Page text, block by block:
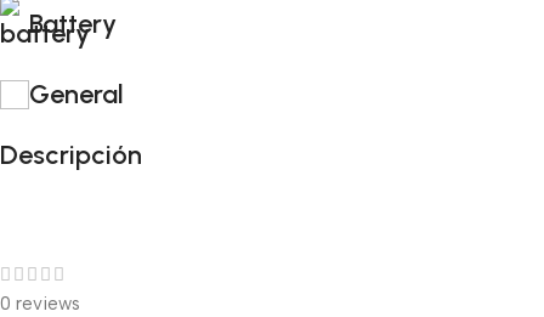
Battery
General
Descripción
0 reviews